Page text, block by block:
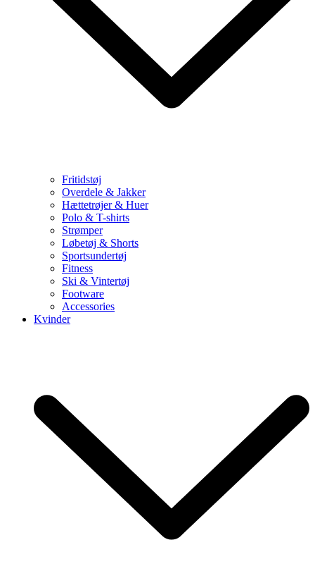
Fritidstøj
Overdele & Jakker
Hættetrøjer & Huer
Polo & T-shirts
Strømper
Løbetøj & Shorts
Sportsundertøj
Fitness
Ski & Vintertøj
Footware
Accessories
Kvinder